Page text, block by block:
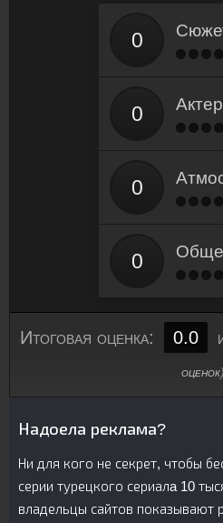
Итоговая оценка: 0.0
оценок)
Надоела реклама?
Ни для кого не секрет, чтобы
серии турецкого сериалa 10
владельцы сайтов показывают